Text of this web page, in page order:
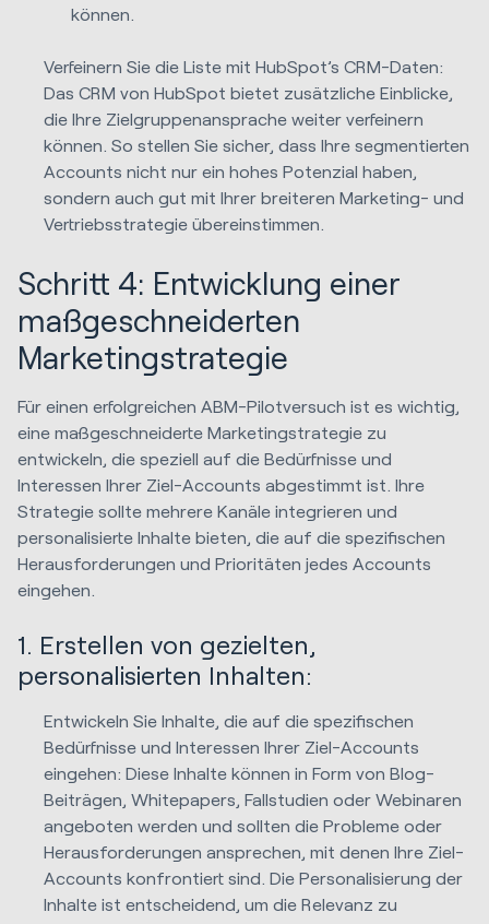
können.
Verfeinern Sie die Liste mit HubSpot’s CRM-Daten:
Das CRM von HubSpot bietet zusätzliche Einblicke,
die Ihre Zielgruppenansprache weiter verfeinern
können. So stellen Sie sicher, dass Ihre segmentierten
Accounts nicht nur ein hohes Potenzial haben,
sondern auch gut mit Ihrer breiteren Marketing- und
Vertriebsstrategie übereinstimmen.
Schritt 4: Entwicklung einer
maßgeschneiderten
Marketingstrategie
Für einen erfolgreichen ABM-Pilotversuch ist es wichtig,
eine maßgeschneiderte Marketingstrategie zu
entwickeln, die speziell auf die Bedürfnisse und
Interessen Ihrer Ziel-Accounts abgestimmt ist. Ihre
Strategie sollte mehrere Kanäle integrieren und
personalisierte Inhalte bieten, die auf die spezifischen
Herausforderungen und Prioritäten jedes Accounts
eingehen.
1. Erstellen von gezielten,
personalisierten Inhalten:
Entwickeln Sie Inhalte, die auf die spezifischen
Bedürfnisse und Interessen Ihrer Ziel-Accounts
eingehen: Diese Inhalte können in Form von Blog-
Beiträgen, Whitepapers, Fallstudien oder Webinaren
angeboten werden und sollten die Probleme oder
Herausforderungen ansprechen, mit denen Ihre Ziel-
Accounts konfrontiert sind. Die Personalisierung der
Inhalte ist entscheidend, um die Relevanz zu